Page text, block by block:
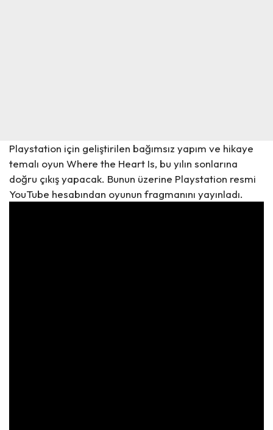
Playstation için geliştirilen bağımsız yapım ve hikaye
temalı oyun Where the Heart Is, bu yılın sonlarına
doğru çıkış yapacak. Bunun üzerine Playstation resmi
YouTube hesabından oyunun fragmanını yayınladı.